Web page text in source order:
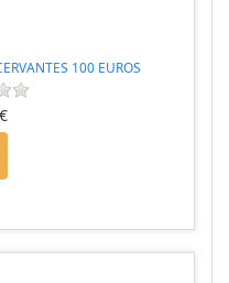
100 EUROS